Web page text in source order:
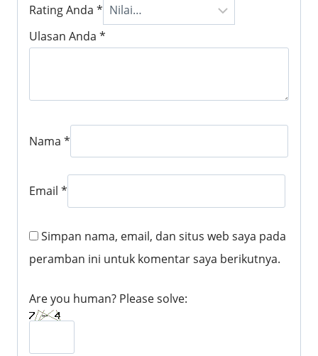
Rating Anda *
Ulasan Anda *
Nama *
Email *
Simpan nama, email, dan situs web saya pada
peramban ini untuk komentar saya berikutnya.
Are you human? Please solve: